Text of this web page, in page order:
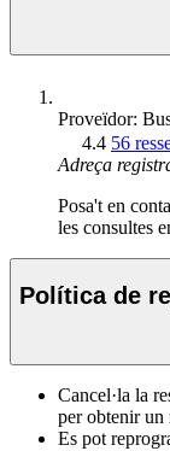
Proveïdor:
4.4 56
Adreça
Posa't en
les consultes
Política de
Cancel·la la
per obtenir un
Es pot